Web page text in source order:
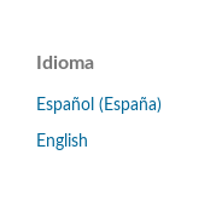
Idioma
Español (España)
English